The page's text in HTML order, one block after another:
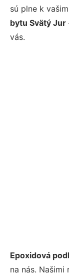
sú plne k
bytu Svätý Jur
vás.
Epoxidová
na nás.